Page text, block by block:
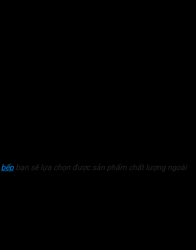
bếpbạn sẽ lựa chọn được sản phẩm chất lượng ngoài